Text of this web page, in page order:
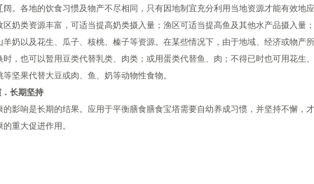
各地的饮食习惯及物产不尽相同，只有因地制宜充分利用当地资源才能有效地
区奶类资源丰富，可适当提高奶类摄入量；渔区可适当提高鱼及其他水产品摄入量
羊奶以及花生、瓜子、核桃、榛子等资源。在某些情况下，由于地域、经济或物产
时，也可以暂用豆类代替乳类、肉类；或用蛋类代替鱼、肉；不得已时也可用花生
坚果代替大豆或肉、鱼、奶等动物性食物。
长期坚持
响是长期的结果。应用于平衡膳食膳食宝塔需要自幼养成习惯，并坚持不懈，
重大促进作用。